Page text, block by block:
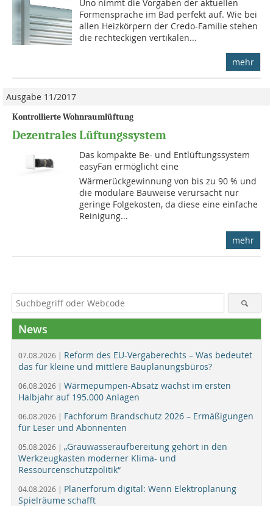
Uno nimmt die Vorgaben der aktuellen
Formensprache im Bad perfekt auf. Wie bei
allen Heizkörpern der Credo-Familie stehen
die rechteckigen vertika­len...
mehr
Ausgabe 11/2017
Kontrollierte Wohnraumlüftung
Dezentrales Lüftungssystem
Das kompakte Be- und Entlüftungssystem
easyFan ermöglicht eine
Wärmerückgewinnung von bis zu 90 % und
die modulare Bauweise verursacht nur
geringe Folgekosten, da diese eine einfache
Reinigung...
mehr
News
07.08.2026 | Reform des EU-Vergaberechts – Was bedeutet
das für kleine und mittlere Bauplanungsbüros?
06.08.2026 | Wärmepumpen-Absatz wächst im ersten
Halbjahr auf 195.000 Anlagen
06.08.2026 | Fachforum Brandschutz 2026 – Ermäßigungen
für Leser und Abonnenten
05.08.2026 | „Grauwasseraufbereitung gehört in den
Werkzeugkasten moderner Klima- und
Ressourcenschutzpolitik“
04.08.2026 | Planerforum digital: Wenn Elektroplanung
Spielräume schafft